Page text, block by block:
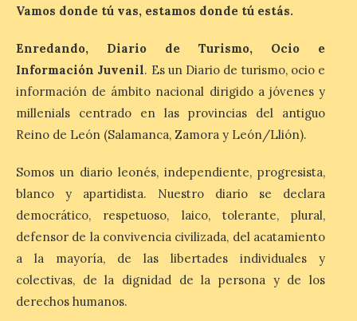
de 170.000 pasajeros
Desde junio de 2016, la
aerolínea ha retomado los
vuelos con Reikiavik cada
verano. En estos 10 años,
superará los 170.000
Este mes de agosto opera tres
frecuencias semanales y, este año, los […]
Iberia Club amplía las
posibilidades de ganar y
utilizar Avios con el
lanzamiento de Avios
Hoteles
Vamos donde tú vas, estamos donde tú estás.
Enredando, Diario de Turismo, Ocio e
Información Juvenil. Es un Diario de turismo, ocio e
información de ámbito nacional dirigido a jóvenes y
millenials centrado en las provincias del antiguo
Reino de León (Salamanca, Zamora y León/Llión).
Somos un diario leonés, independiente, progresista,
blanco y apartidista. Nuestro diario se declara
democrático, respetuoso, laico, tolerante, plural,
defensor de la convivencia civilizada, del acatamiento
a la mayoría, de las libertades individuales y
colectivas, de la dignidad de la persona y de los
derechos humanos.